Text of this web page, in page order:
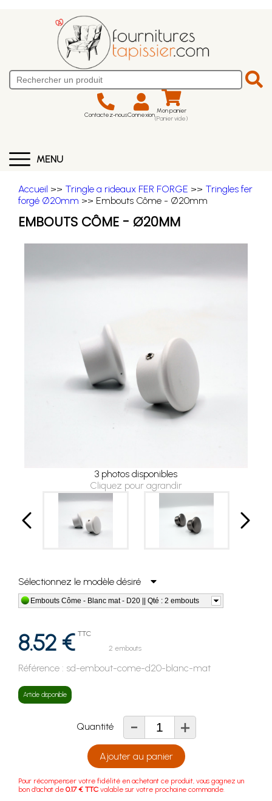
Contactez-nousConnexion Mon panier
(Panier vide)
MENU
Accueil >> Tringle a rideaux FER FORGE >> Tringles fer
forgé Ø20mm >> Embouts Côme - Ø20mm
EMBOUTS CÔME - Ø20MM
3 photos disponibles
Cliquez pour agrandir
Sélectionnez le modèle désiré
Embouts Côme - Blanc mat - D20 || Qté : 2 embouts
8.52 € TTC
2 embouts
Référence : sd-embout-come-d20-blanc-mat
Article disponible
Quantité - +
Ajouter au panier
Pour récompenser votre fidélité en achetant ce produit, vous gagnez un
bon d'achat de 0.17 € TTC valable sur votre prochaine commande.